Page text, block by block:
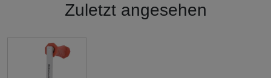
Zuletzt angesehen